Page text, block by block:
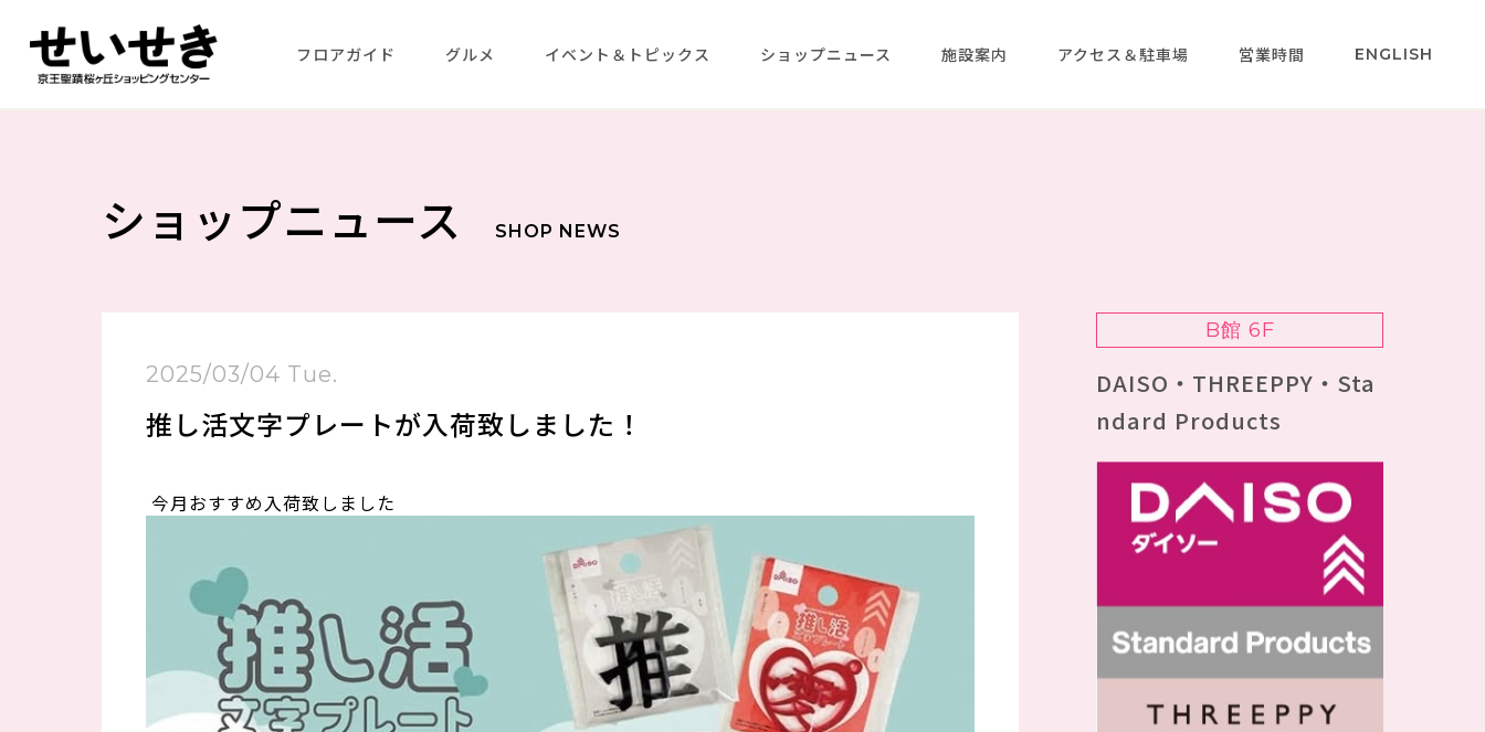
フロアガイド グルメ イベント＆トピックス ショップニュース 施設案内 アクセス＆駐車場 営業時間 ENGLISH
ショップニュース SHOP NEWS
B館 6F
DAISO・THREEPPY・Sta
ndard Products
2025/03/04 Tue.
推し活文字プレートが入荷致しました！
今月おすすめ入荷致しました